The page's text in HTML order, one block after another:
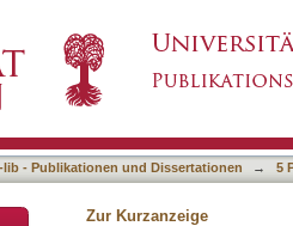
lib - Publikationen und Dissertationen → 5
Zur Kurzanzeige